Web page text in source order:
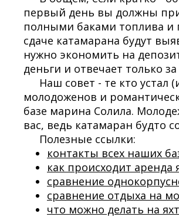
первый день вы должны
полными баками топлива и
сдаче катамарана будут
нужно экономить на
деньги и отвечает только
Наш совет - те кто устал
молодоженов и
базе марина Солила.
вас, ведь катамаран будто
Полезные ссылки:
контакты всех наших
как происходит аренда
сравнение
сравнение отдыха на
что можно делать на